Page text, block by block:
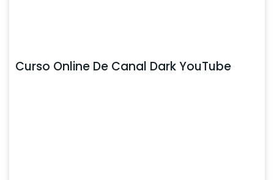
Curso Online De Canal Dark YouTube